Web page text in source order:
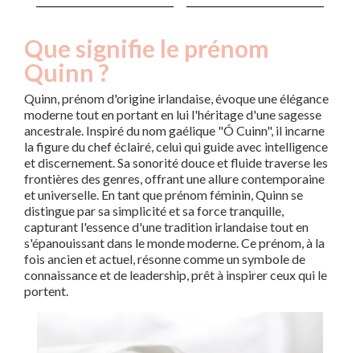
Que signifie le prénom
Quinn ?
Quinn, prénom d'origine irlandaise, évoque une élégance
moderne tout en portant en lui l'héritage d'une sagesse
ancestrale. Inspiré du nom gaélique "Ó Cuinn", il incarne
la figure du chef éclairé, celui qui guide avec intelligence
et discernement. Sa sonorité douce et fluide traverse les
frontières des genres, offrant une allure contemporaine
et universelle. En tant que prénom féminin, Quinn se
distingue par sa simplicité et sa force tranquille,
capturant l'essence d'une tradition irlandaise tout en
s'épanouissant dans le monde moderne. Ce prénom, à la
fois ancien et actuel, résonne comme un symbole de
connaissance et de leadership, prêt à inspirer ceux qui le
portent.